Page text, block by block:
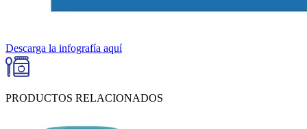
Descarga la infografía aquí
PRODUCTOS RELACIONADOS